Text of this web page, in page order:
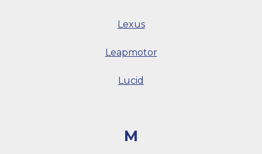
Lexus
Leapmotor
Lucid
M